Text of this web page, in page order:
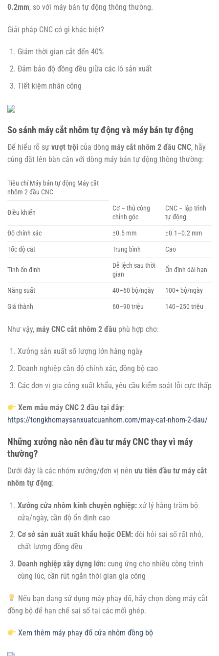
0.2mm, so với máy bán tự động thông thường.
Giải pháp CNC có gì khác biệt?
Giảm thời gian cắt đến 40%
Đảm bảo độ đồng đều giữa các lô sản xuất
Tiết kiệm nhân công
So sánh máy cắt nhôm tự động và máy bán tự động
Để hiểu rõ sự vượt trội của dòng máy cắt nhôm 2 đầu CNC, hãy
cùng đặt lên bàn cân với dòng máy bán tự động thông thường:
Tiêu chí Máy bán tự động Máy cắt
nhôm 2 đầu CNC
Điều khiển
Cơ – thủ công
chỉnh góc
CNC – lập trình
tự động
Độ chính xác
±0.5 mm
±0.1–0.2 mm
Tốc độ cắt
Trung bình Cao
Tính ổn định
Dễ lệch sau thời
gian
Ổn định dài hạn
Năng suất 40–60 bộ/ngày
100+ bộ/ngày
Giá thành
60–90 triệu 140–250 triệu
Như vậy, máy CNC cắt nhôm 2 đầu phù hợp cho:
Xưởng sản xuất số lượng lớn hàng ngày
Doanh nghiệp cần độ chính xác, đồng bộ cao
Các đơn vị gia công xuất khẩu, yêu cầu kiểm soát lỗi cực thấp
Xem mẫu máy CNC 2 đầu tại đây:
https://tongkhomaysanxuatcuanhom.com/may-cat-nhom-2-dau/
Những xưởng nào nên đầu tư máy CNC thay vì máy
thường?
Dưới đây là các nhóm xưởng/đơn vị nên ưu tiên đầu tư máy cắt
nhôm tự động:
Xưởng cửa nhôm kính chuyên nghiệp:xử lý hàng trăm bộ
cửa/ngày, cần độ ổn định cao
Cơ sở sản xuất xuất khẩu hoặc OEM:đòi hỏi sai số rất nhỏ,
chất lượng đồng đều
Doanh nghiệp xây dựng lớn:cung ứng cho nhiều công trình
cùng lúc, cần rút ngắn thời gian gia công
Nếu bạn đang sử dụng máy phay đố, hãy chọn dòng máy cắt
đồng bộ để hạn chế sai số tại các mối ghép.
Xem thêm máy phay đố cửa nhôm đồng bộ